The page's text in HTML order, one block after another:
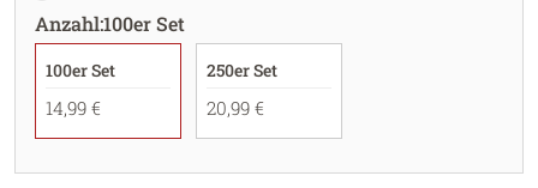
Anzahl:100er Set
100er Set
14,99 €
250er Set
20,99 €